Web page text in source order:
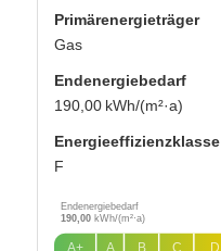
Primärenergieträger
Gas
Endenergie­bedarf
190,00 kWh/(m²·a)
Energie­effizienz­klasse
F
D
C
B
A
A+
Endenergiebedarf
190,00 kWh/(m²·a)